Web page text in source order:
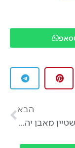
הבא
עדינה אקשטיין מאבן יהודה אחת מ40 מנהיגים מבטיחים של גלובס